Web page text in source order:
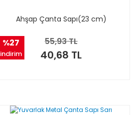
%27
indirim
Ahşap Çanta Sapı(23 cm)
55,93 TL
40,68 TL